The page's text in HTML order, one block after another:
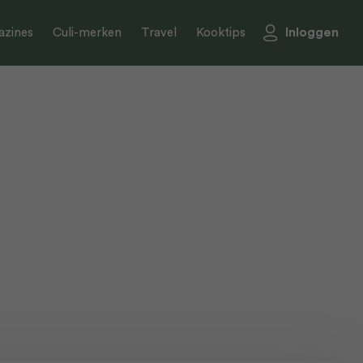
Culi-merken Travel Kooktips Inloggen